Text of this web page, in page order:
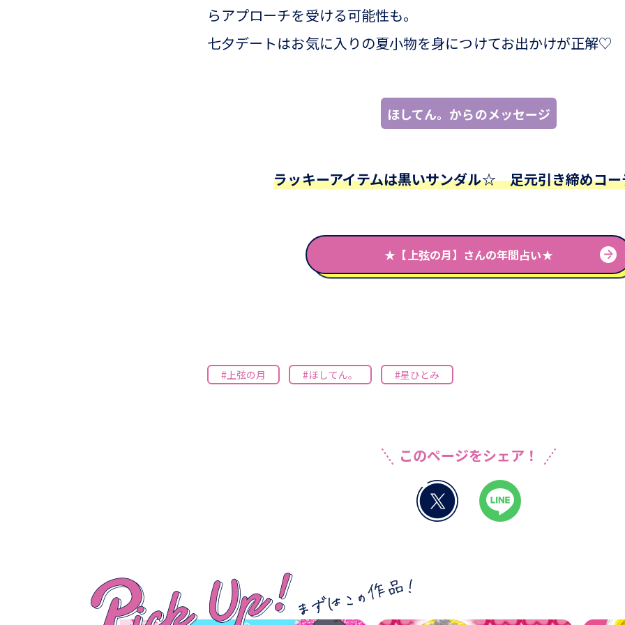
らアプローチを受ける可能性も。
七夕デートはお気に入りの夏小物を身につけてお出かけが正解♡
ほしてん。からのメッセージ
ラッキーアイテムは黒いサンダル☆ 足元引き締めコ
★【上弦の月】さんの年間占い★
#上弦の月 #ほしてん。 #星ひとみ
このページをシェア！